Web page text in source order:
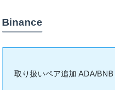
Binance
取り扱いペア追加 ADA/